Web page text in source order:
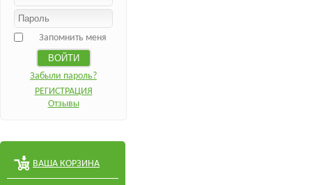
Запомнить меня
Забыли пароль?
РЕГИСТРАЦИЯ
Отзывы
ВАША КОРЗИНА